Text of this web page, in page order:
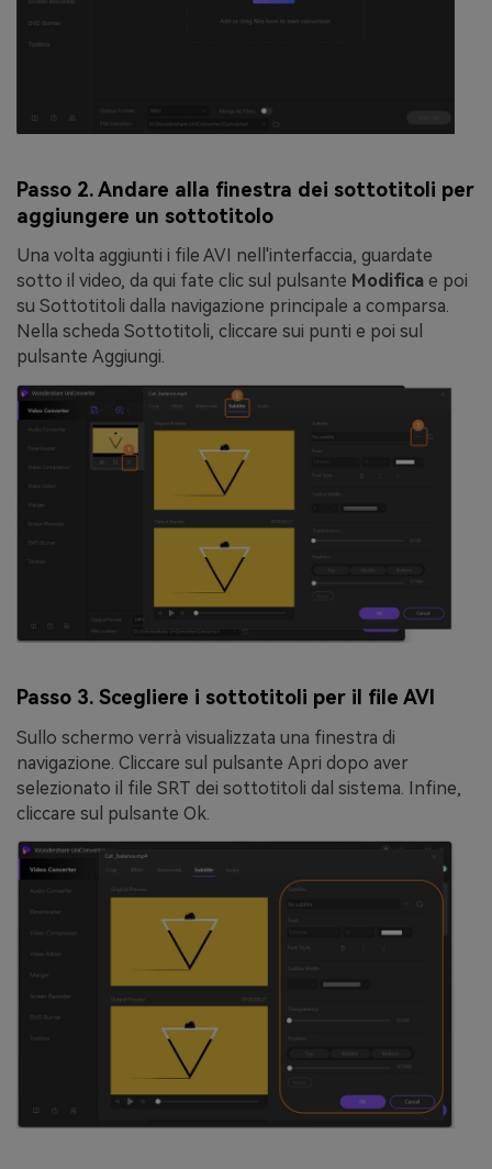
Passo 2. Andare alla finestra dei sottotitoli per
aggiungere un sottotitolo
Una volta aggiunti i file AVI nell'interfaccia, guardate
sotto il video, da qui fate clic sul pulsante Modifica e poi
su Sottotitoli dalla navigazione principale a comparsa.
Nella scheda Sottotitoli, cliccare sui punti e poi sul
pulsante Aggiungi.
Passo 3. Scegliere i sottotitoli per il file AVI
Sullo schermo verrà visualizzata una finestra di
navigazione. Cliccare sul pulsante Apri dopo aver
selezionato il file SRT dei sottotitoli dal sistema. Infine,
cliccare sul pulsante Ok.